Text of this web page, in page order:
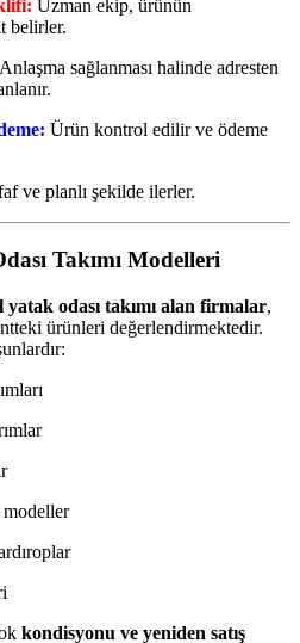
Uzman ekip, ürünün
belirler.
Anlaşma sağlanması halinde adresten
Ürün kontrol edilir ve ödeme
ve planlı şekilde ilerler.
Takımı Modelleri
odası takımı alan firmalar,
ürünleri değerlendirmektedir.
kondisyonu ve yeniden satış